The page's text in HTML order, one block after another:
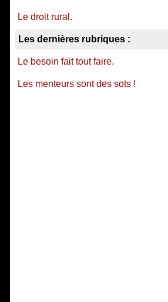
Le droit rural.
Les dernières rubriques :
Le besoin fait tout faire.
Les menteurs sont des sots !